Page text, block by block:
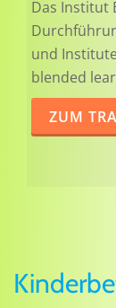
Das Institut
und
blended
ZUM